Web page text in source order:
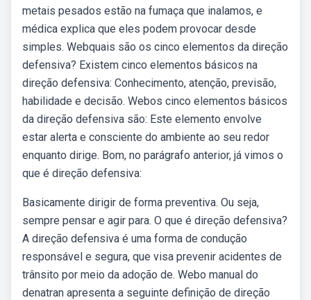
metais pesados estão na fumaça que inalamos, e
médica explica que eles podem provocar desde
simples. Webquais são os cinco elementos da direção
defensiva? Existem cinco elementos básicos na
direção defensiva: Conhecimento, atenção, previsão,
habilidade e decisão. Webos cinco elementos básicos
da direção defensiva são: Este elemento envolve
estar alerta e consciente do ambiente ao seu redor
enquanto dirige. Bom, no parágrafo anterior, já vimos o
que é direção defensiva:
Basicamente dirigir de forma preventiva. Ou seja,
sempre pensar e agir para. O que é direção defensiva?
A direção defensiva é uma forma de condução
responsável e segura, que visa prevenir acidentes de
trânsito por meio da adoção de. Webo manual do
denatran apresenta a seguinte definição de direção